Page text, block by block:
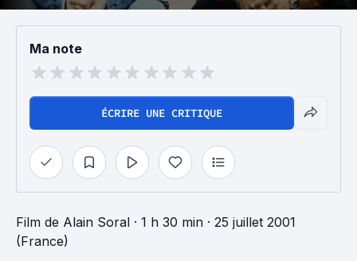
Ma note
ÉCRIRE UNE CRITIQUE
Film de Alain Soral · 1 h 30 min · 25 juillet 2001
(France)